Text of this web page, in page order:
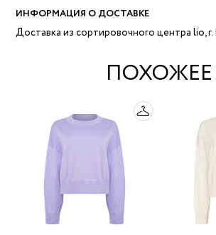
ИНФОРМАЦИЯ О ДОСТАВКЕ
Доставка из сортировочного центра lio,
ПОХОЖЕЕ